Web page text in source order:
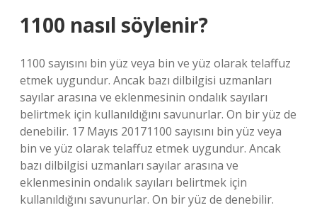
1100 nasıl söylenir?
1100 sayısını bin yüz veya bin ve yüz olarak telaffuz
etmek uygundur. Ancak bazı dilbilgisi uzmanları
sayılar arasına ve eklenmesinin ondalık sayıları
belirtmek için kullanıldığını savunurlar. On bir yüz de
denebilir. 17 Mayıs 20171100 sayısını bin yüz veya
bin ve yüz olarak telaffuz etmek uygundur. Ancak
bazı dilbilgisi uzmanları sayılar arasına ve
eklenmesinin ondalık sayıları belirtmek için
kullanıldığını savunurlar. On bir yüz de denebilir.